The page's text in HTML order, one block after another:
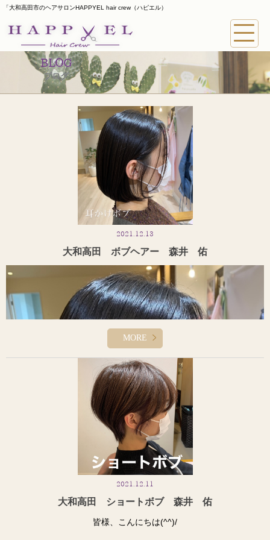
「大和高田市のヘアサロンHAPPYEL hair crew（ハピエル）
BLOG
ブログ
2021.12.13
大和高田 ボブヘアー 森井 佑
MORE
2021.12.11
大和高田 ショートボブ 森井 佑
皆様、こんにちは(^^)/